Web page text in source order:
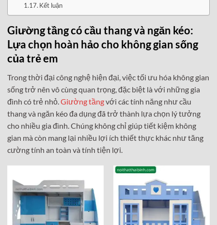
Kết luận
Giường tầng có cầu thang và ngăn kéo:
Lựa chọn hoàn hảo cho không gian sống
của trẻ em
Trong thời đại công nghệ hiện đại, việc tối ưu hóa không gian
sống trở nên vô cùng quan trọng, đặc biệt là với những gia
đình có trẻ nhỏ. Giường tầngvới các tính năng như cầu
thang và ngăn kéo đa dụng đã trở thành lựa chọn lý tưởng
cho nhiều gia đình. Chúng không chỉ giúp tiết kiệm không
gian mà còn mang lại nhiều lợi ích thiết thực khác như tăng
cường tính an toàn và tính tiện lợi.